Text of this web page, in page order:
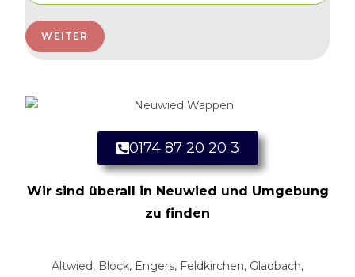
WEITER
0174 87 20 20 3
Wir sind überall in Neuwied und Umgebung
zu finden
Altwied, Block, Engers, Feldkirchen, Gladbach,